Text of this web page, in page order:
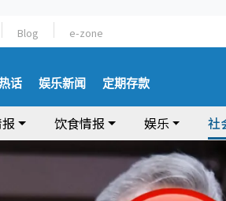
Blog e-zone
话 娱乐新闻 定期存款
饮食情报 娱乐 社